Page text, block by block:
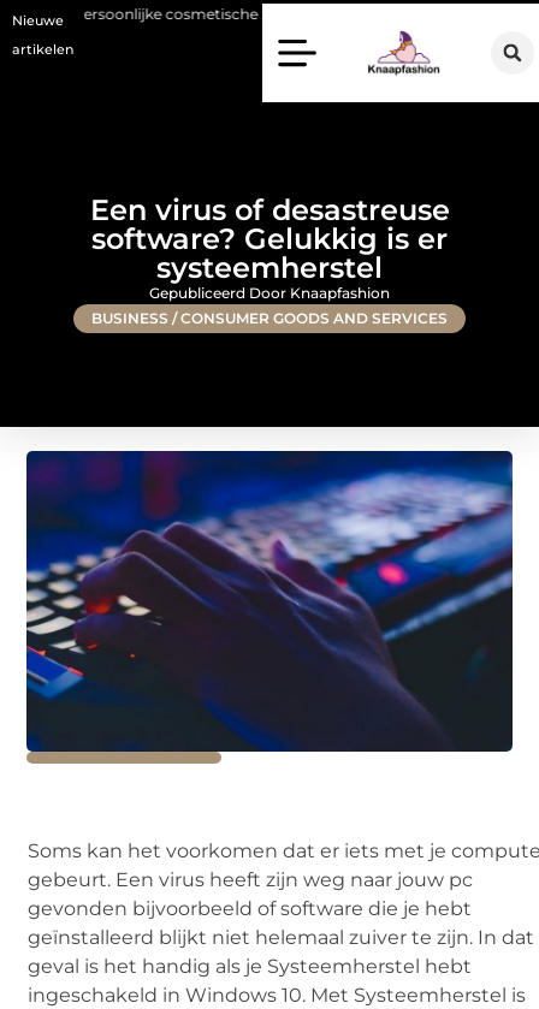
Nieuwe
artikelen
cosmetische zorg met oog voor natuurlijke resultaten
Een virus of desastreuse
software? Gelukkig is er
systeemherstel
BUSINESS / CONSUMER GOODS AND SERVICES
Gepubliceerd Door Knaapfashion
Soms kan het voorkomen dat er iets met je
gebeurt. Een virus heeft zijn weg naar jouw pc
gevonden bijvoorbeeld of software die je hebt
geïnstalleerd blijkt niet helemaal zuiver te zijn. In dat
geval is het handig als je Systeemherstel hebt
ingeschakeld in Windows 10. Met Systeemherstel is